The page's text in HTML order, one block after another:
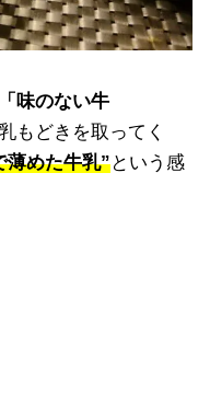
「味のない牛
もどきを取ってく
薄めた牛乳”という感